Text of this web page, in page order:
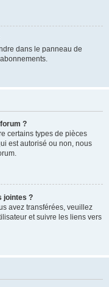
dans le panneau de
?
certains types de pièces
est autorisé ou non, nous
jointes ?
avez transférées, veuillez
et suivre les liens vers